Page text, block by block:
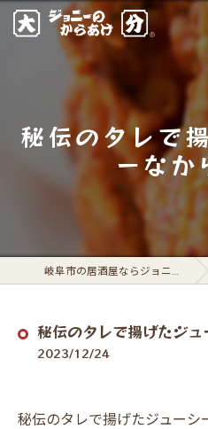
秘伝のタレで
ーなか
岐阜市の居酒屋ならジョニーのからあげ 岐阜駅前店
秘伝のタレで揚げたジ
2023/12/24
秘伝のタレで揚げたジューシ